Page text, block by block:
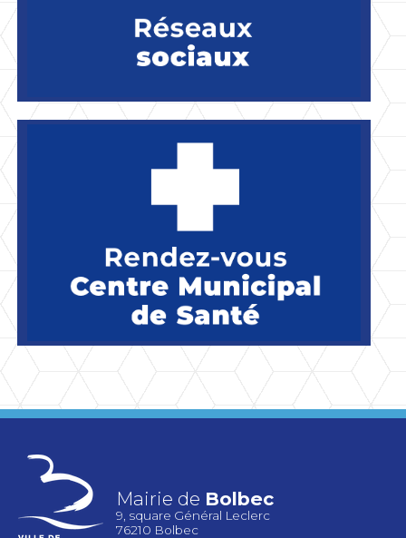
Mairie de Bolbec
9, square Général Leclerc
76210 Bolbec